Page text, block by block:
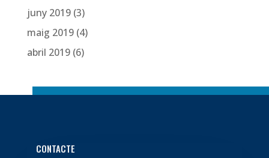
juny 2019(3)
maig 2019(4)
abril 2019(6)
CONTACTE